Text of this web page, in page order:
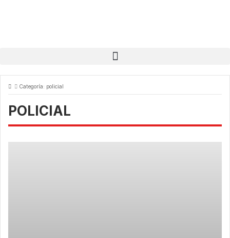
Categoría: policial
POLICIAL